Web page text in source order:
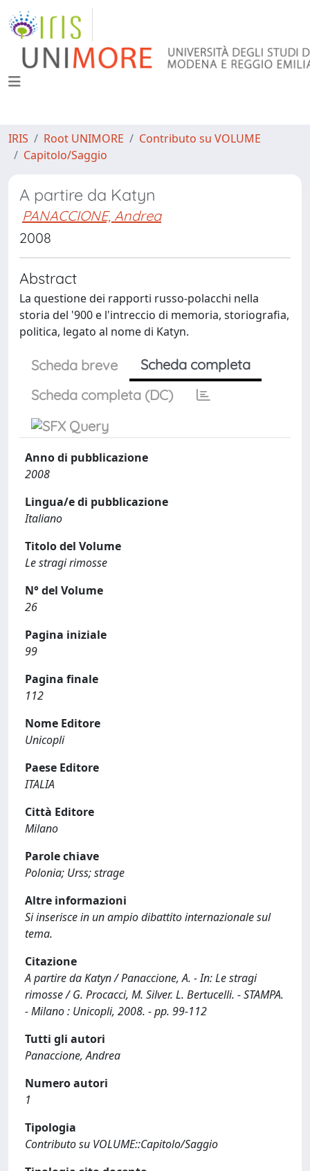
IRIS Root UNIMORE
Contributo su VOLUME
Capitolo/Saggio
A partire da Katyn
PANACCIONE, Andrea
2008
Abstract
La questione dei rapporti russo-polacchi nella
storia del '900 e l'intreccio di memoria, storiografia,
politica, legato al nome di Katyn.
Scheda breve
Scheda completa
Scheda completa (DC)
Anno di pubblicazione
2008
Lingua/e di pubblicazione
Italiano
Titolo del Volume
Le stragi rimosse
N° del Volume
26
Pagina iniziale
99
Pagina finale
112
Nome Editore
Unicopli
Paese Editore
ITALIA
Città Editore
Milano
Parole chiave
Polonia; Urss; strage
Altre informazioni
Si inserisce in un ampio dibattito internazionale sul
tema.
Citazione
A partire da Katyn / Panaccione, A. - In: Le stragi
rimosse / G. Procacci, M. Silver. L. Bertucelli. - STAMPA.
- Milano : Unicopli, 2008. - pp. 99-112
Tutti gli autori
Panaccione, Andrea
Numero autori
1
Tipologia
Contributo su VOLUME::Capitolo/Saggio